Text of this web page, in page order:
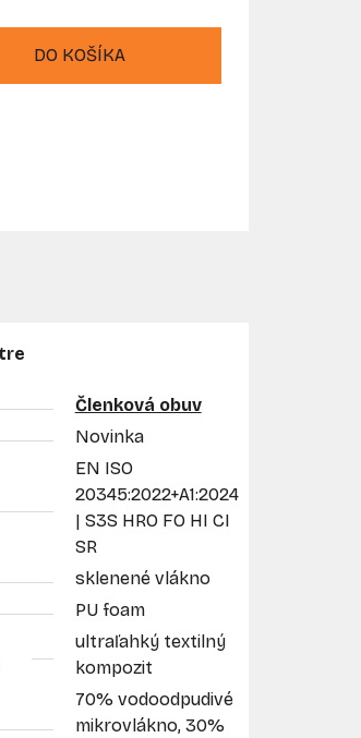
DO KOŠÍKA
Členková obuv
Novinka
EN ISO
20345:2022+A1:2024
| S3S HRO FO HI CI
SR
sklenené vlákno
PU foam
ultraľahký textilný
kompozit
70% vodoodpudivé
mikrovlákno, 30%